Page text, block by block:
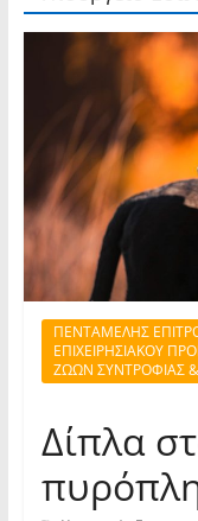
ΠΕΝΤΑΜΕΛΗΣ
ΕΠΙΧΕΙΡΗΣΙΑΚΟΥ
ΖΩΩΝ ΣΥΝΤΡΟΦΙΑΣ
Δίπλα